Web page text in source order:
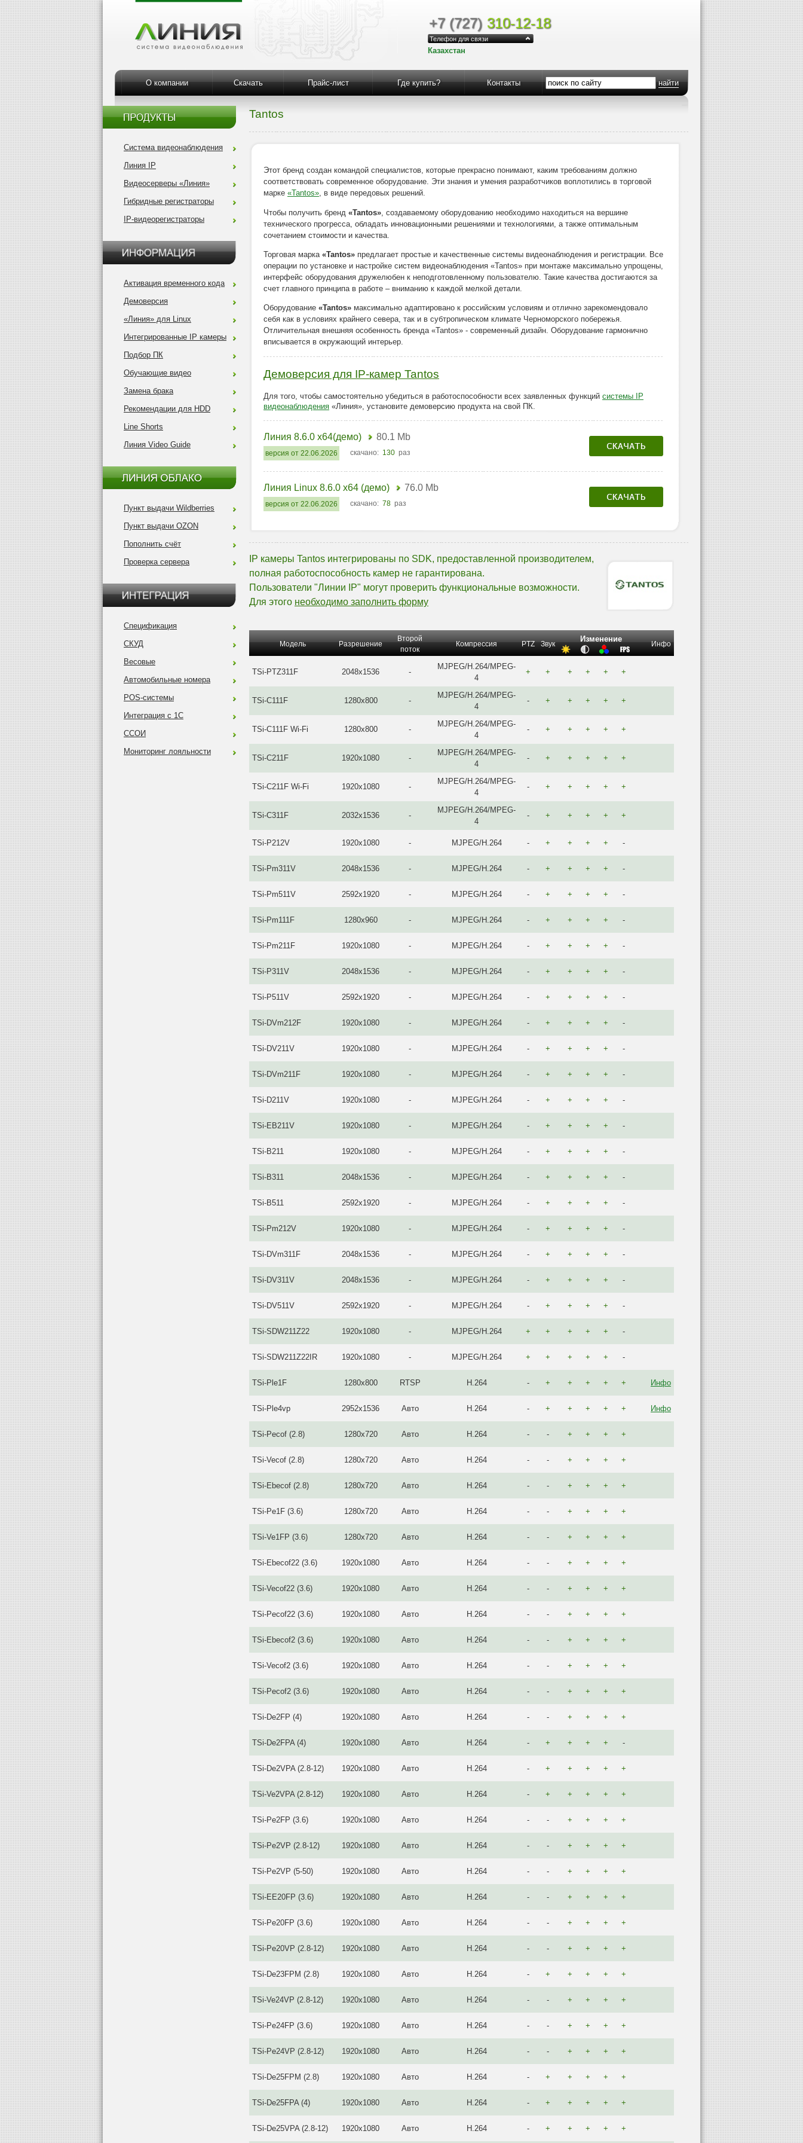
+7 (727) 310-12-18
Телефон для связи
Казахстан
О компании Скачать Прайс-лист Где купить? Контакты найти
Система видеонаблюдения
Линия IP
Видеосерверы «Линия»
Гибридные регистраторы
IP-видеорегистраторы
Активация временного кода
Демоверсия
«Линия» для Linux
Интегрированные IP камеры
Подбор ПК
Обучающие видео
Замена брака
Рекомендации для HDD
Line Shorts
Линия Video Guide
Пункт выдачи Wildberries
Пункт выдачи OZON
Пополнить счёт
Проверка сервера
Спецификация
СКУД
Весовые
Автомобильные номера
POS-системы
Интеграция с 1С
ССОИ
Мониторинг лояльности
Tantos
Этот бренд создан командой специалистов, которые прекрасно понимают, каким требованиям должно
соответствовать современное оборудование. Эти знания и умения разработчиков воплотились в торговой
марке «Tantos», в виде передовых решений.
Чтобы получить бренд «Tantos» , создаваемому оборудованию необходимо находиться на вершине
технического прогресса, обладать инновационными решениями и технологиями, а также оптимальным
сочетанием стоимости и качества.
Торговая марка «Tantos» предлагает простые и качественные системы видеонаблюдения и регистрации. Все
операции по установке и настройке систем видеонаблюдения «Tantos» при монтаже максимально упрощены,
интерфейс оборудования дружелюбен к неподготовленному пользователю. Такие качества достигаются за
счет главного принципа в работе – вниманию к каждой мелкой детали.
Оборудование «Tantos» максимально адаптировано к российским условиям и отлично зарекомендовало
себя как в условиях крайнего севера, так и в субтропическом климате Черноморского побережья.
Отличительная внешняя особенность бренда «Tantos» - современный дизайн. Оборудование гармонично
вписывается в окружающий интерьер.
Демоверсия для IP-камер Tantos
Для того, чтобы самостоятельно убедиться в работоспособности всех заявленных функций системы IP
видеонаблюдения «Линия», установите демоверсию продукта на свой ПК.
Линия 8.6.0 x64(демо) 80.1 Mb
версия от 22.06.2026 скачано: 130 раз
Линия Linux 8.6.0 x64 (демо) 76.0 Mb
версия от 22.06.2026 скачано: 78 раз
IP камеры Tantos интегрированы по SDK, предоставленной производителем,
полная работоспособность камер не гарантирована.
Пользователи "Линии IP" могут проверить функциональные возможности.
Для этого необходимо заполнить форму
Модель Разрешение
Второй
поток
Компрессия PTZ Звук
Изменение
Инфо
TSi-PTZ311F 2048x1536 -
MJPEG/H.264/MPEG-
4
+ + + + + +
TSi-C111F 1280x800 -
MJPEG/H.264/MPEG-
4
- + + + + +
TSi-C111F Wi-Fi 1280x800 -
MJPEG/H.264/MPEG-
4
- + + + + +
TSi-C211F 1920x1080 -
MJPEG/H.264/MPEG-
4
- + + + + +
TSi-C211F Wi-Fi 1920x1080 -
MJPEG/H.264/MPEG-
4
- + + + + +
TSi-C311F 2032x1536 -
MJPEG/H.264/MPEG-
4
- + + + + +
TSi-P212V 1920x1080 - MJPEG/H.264 - + + + + -
TSi-Pm311V 2048x1536 - MJPEG/H.264 - + + + + -
TSi-Pm511V 2592x1920 - MJPEG/H.264 - + + + + -
TSi-Pm111F 1280x960 - MJPEG/H.264 - + + + + -
TSi-Pm211F 1920x1080 - MJPEG/H.264 - + + + + -
TSi-P311V 2048x1536 - MJPEG/H.264 - + + + + -
TSi-P511V 2592x1920 - MJPEG/H.264 - + + + + -
TSi-DVm212F 1920x1080 - MJPEG/H.264 - + + + + -
TSi-DV211V 1920x1080 - MJPEG/H.264 - + + + + -
TSi-DVm211F 1920x1080 - MJPEG/H.264 - + + + + -
TSi-D211V 1920x1080 - MJPEG/H.264 - + + + + -
TSi-EB211V 1920x1080 - MJPEG/H.264 - + + + + -
TSi-B211 1920x1080 - MJPEG/H.264 - + + + + -
TSi-B311 2048x1536 - MJPEG/H.264 - + + + + -
TSi-B511 2592x1920 - MJPEG/H.264 - + + + + -
TSi-Pm212V 1920x1080 - MJPEG/H.264 - + + + + -
TSi-DVm311F 2048x1536 - MJPEG/H.264 - + + + + -
TSi-DV311V 2048x1536 - MJPEG/H.264 - + + + + -
TSi-DV511V 2592x1920 - MJPEG/H.264 - + + + + -
TSi-SDW211Z22 1920x1080 - MJPEG/H.264 + + + + + -
TSi-SDW211Z22IR 1920x1080 - MJPEG/H.264 + + + + + -
TSi-Ple1F 1280x800 RTSP H.264 - + + + + + Инфо
TSi-Ple4vp 2952х1536 Авто H.264 - + + + + + Инфо
TSi-Pecof (2.8) 1280x720 Авто H.264 - - + + + +
TSi-Vecof (2.8) 1280x720 Авто H.264 - - + + + +
TSi-Ebecof (2.8) 1280x720 Авто H.264 - - + + + +
TSi-Pe1F (3.6) 1280x720 Авто H.264 - - + + + +
TSi-Ve1FP (3.6) 1280x720 Авто H.264 - - + + + +
TSi-Ebecof22 (3.6) 1920x1080 Авто H.264 - - + + + +
TSi-Vecof22 (3.6) 1920x1080 Авто H.264 - - + + + +
TSi-Pecof22 (3.6) 1920x1080 Авто H.264 - - + + + +
TSi-Ebecof2 (3.6) 1920x1080 Авто H.264 - - + + + +
TSi-Vecof2 (3.6) 1920x1080 Авто H.264 - - + + + +
TSi-Pecof2 (3.6) 1920x1080 Авто H.264 - - + + + +
TSi-De2FP (4) 1920x1080 Авто H.264 - - + + + +
TSi-De2FPA (4) 1920x1080 Авто H.264 - + + + + -
TSi-De2VPA (2.8-12) 1920x1080 Авто H.264 - + + + + +
TSi-Ve2VPA (2.8-12) 1920x1080 Авто H.264 - + + + + +
TSi-Pe2FP (3.6) 1920x1080 Авто H.264 - - + + + +
TSi-Pe2VP (2.8-12) 1920x1080 Авто H.264 - - + + + +
TSi-Pe2VP (5-50) 1920x1080 Авто H.264 - - + + + +
TSi-EE20FP (3.6) 1920x1080 Авто H.264 - - + + + +
TSi-Pe20FP (3.6) 1920x1080 Авто H.264 - - + + + +
TSi-Pe20VP (2.8-12) 1920x1080 Авто H.264 - - + + + +
TSi-De23FPM (2.8) 1920x1080 Авто H.264 - + + + + +
TSi-Ve24VP (2.8-12) 1920x1080 Авто H.264 - - + + + +
TSi-Pe24FP (3.6) 1920x1080 Авто H.264 - - + + + +
TSi-Pe24VP (2.8-12) 1920x1080 Авто H.264 - - + + + +
TSi-De25FPM (2.8) 1920x1080 Авто H.264 - + + + + +
TSi-De25FPA (4) 1920x1080 Авто H.264 - + + + + +
TSi-De25VPA (2.8-12) 1920x1080 Авто H.264 - + + + + +